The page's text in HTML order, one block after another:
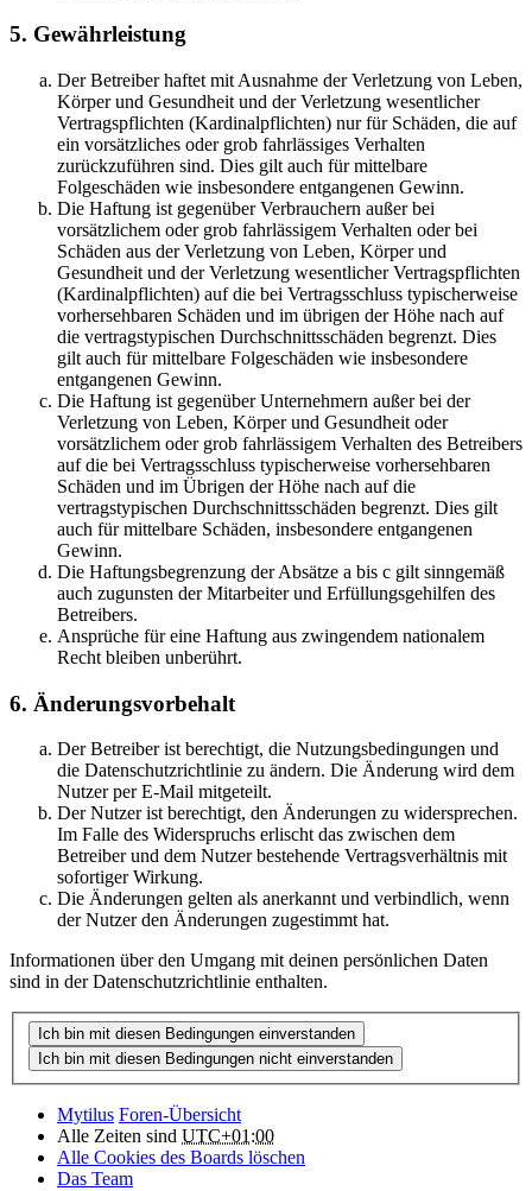
5. Gewährleistung
Der Betreiber haftet mit Ausnahme der Verletzung von Leben,
Körper und Gesundheit und der Verletzung wesentlicher
Vertragspflichten (Kardinalpflichten) nur für Schäden, die auf
ein vorsätzliches oder grob fahrlässiges Verhalten
zurückzuführen sind. Dies gilt auch für mittelbare
Folgeschäden wie insbesondere entgangenen Gewinn.
Die Haftung ist gegenüber Verbrauchern außer bei
vorsätzlichem oder grob fahrlässigem Verhalten oder bei
Schäden aus der Verletzung von Leben, Körper und
Gesundheit und der Verletzung wesentlicher Vertragspflichten
(Kardinalpflichten) auf die bei Vertragsschluss typischerweise
vorhersehbaren Schäden und im übrigen der Höhe nach auf
die vertragstypischen Durchschnittsschäden begrenzt. Dies
gilt auch für mittelbare Folgeschäden wie insbesondere
entgangenen Gewinn.
Die Haftung ist gegenüber Unternehmern außer bei der
Verletzung von Leben, Körper und Gesundheit oder
vorsätzlichem oder grob fahrlässigem Verhalten des Betreibers
auf die bei Vertragsschluss typischerweise vorhersehbaren
Schäden und im Übrigen der Höhe nach auf die
vertragstypischen Durchschnittsschäden begrenzt. Dies gilt
auch für mittelbare Schäden, insbesondere entgangenen
Gewinn.
Die Haftungsbegrenzung der Absätze a bis c gilt sinngemäß
auch zugunsten der Mitarbeiter und Erfüllungsgehilfen des
Betreibers.
Ansprüche für eine Haftung aus zwingendem nationalem
Recht bleiben unberührt.
6. Änderungsvorbehalt
Der Betreiber ist berechtigt, die Nutzungsbedingungen und
die Datenschutzrichtlinie zu ändern. Die Änderung wird dem
Nutzer per E-Mail mitgeteilt.
Der Nutzer ist berechtigt, den Änderungen zu widersprechen.
Im Falle des Widerspruchs erlischt das zwischen dem
Betreiber und dem Nutzer bestehende Vertragsverhältnis mit
sofortiger Wirkung.
Die Änderungen gelten als anerkannt und verbindlich, wenn
der Nutzer den Änderungen zugestimmt hat.
Informationen über den Umgang mit deinen persönlichen Daten
sind in der Datenschutzrichtlinie enthalten.
Mytilus Foren-Übersicht
Alle Zeiten sind UTC+01:00
Alle Cookies des Boards löschen
Das Team